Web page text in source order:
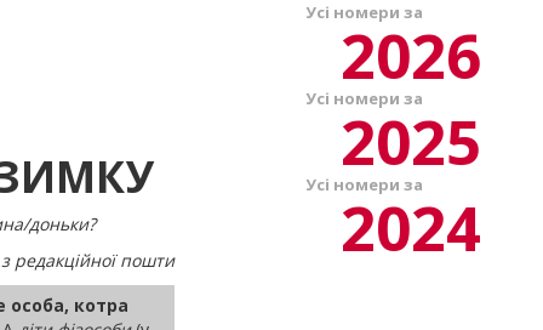
доньки?
редакційної пошти
особа, котра
Усі номери за
2026
Усі номери за
2025
Усі номери за
2024